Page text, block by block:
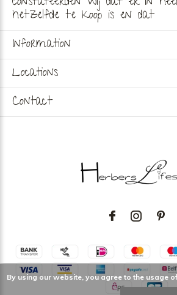
hetzelfde te koop is en dat
Information
Locations
Contact
By using our website, you agree to the usage